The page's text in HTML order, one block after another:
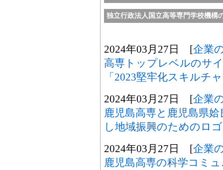
独立行政法人国立高等専門学校機構
2024年03月27日 [企業
高専トップレベルのサ
「2023堅牢化スキルチ
2024年03月27日 [企業
鹿児島高専と鹿児島県
し地域振興のためのロ
2024年03月27日 [企業
鹿児島高専の科学コミ